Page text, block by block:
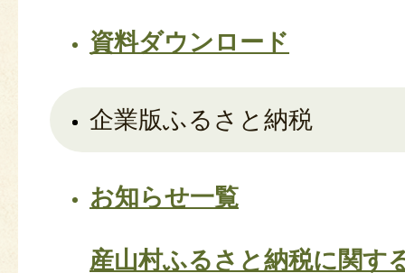
資料ダウンロード
企業版ふるさと納税
お知らせ一覧
産山村ふるさと納税に関す